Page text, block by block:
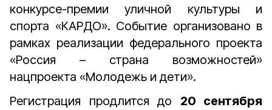
конкурсе-премии уличной культуры и
спорта «КАРДО». Событие организовано в
рамках реализации федерального проекта
«Россия – страна возможностей»
нацпроекта «Молодежь и дети».
Регистрация продлится до 20 сентября